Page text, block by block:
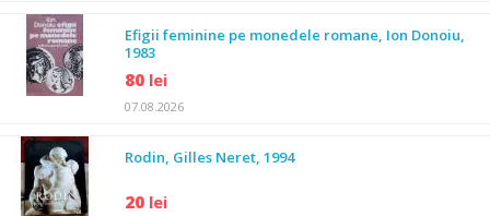
Efigii feminine pe monedele romane, Ion Donoiu,
1983
80 lei
07.08.2026
Rodin, Gilles Neret, 1994
20 lei